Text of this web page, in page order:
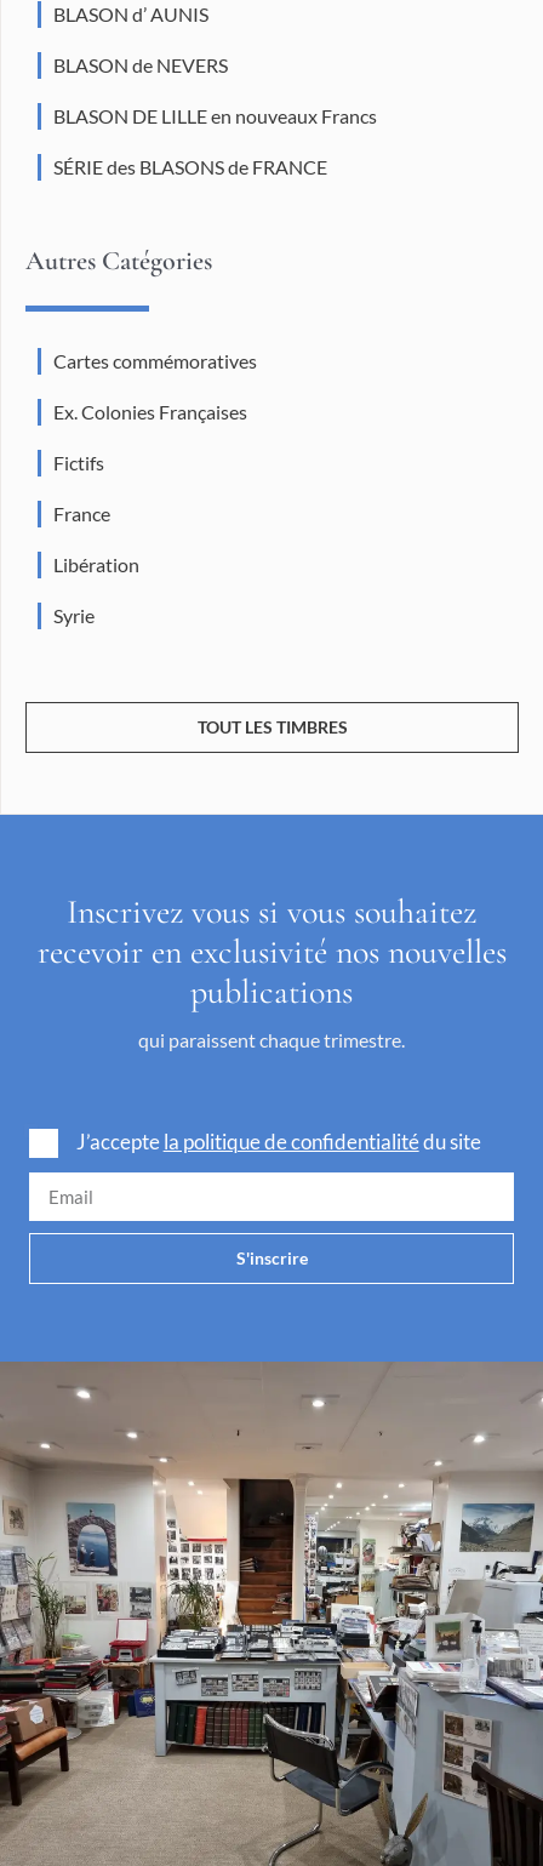
BLASON d’ AUNIS
BLASON de NEVERS
BLASON DE LILLE en nouveaux Francs
SÉRIE des BLASONS de FRANCE
Autres Catégories
Cartes commémoratives
Ex. Colonies Françaises
Fictifs
France
Libération
Syrie
TOUT LES TIMBRES
Inscrivez vous si vous souhaitez
recevoir en exclusivité nos nouvelles
publications
qui paraissent chaque trimestre.
J’acceptela politique de confidentialitédu site
S'inscrire